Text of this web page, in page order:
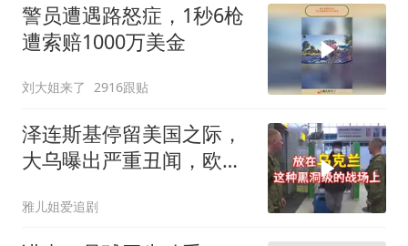
警员遭遇路怒症，1秒6枪
遭索赔1000万美金
刘大姐来了 2916跟贴
泽连斯基停留美国之际，
大乌曝出严重丑闻，欧洲
雅儿姐爱追剧